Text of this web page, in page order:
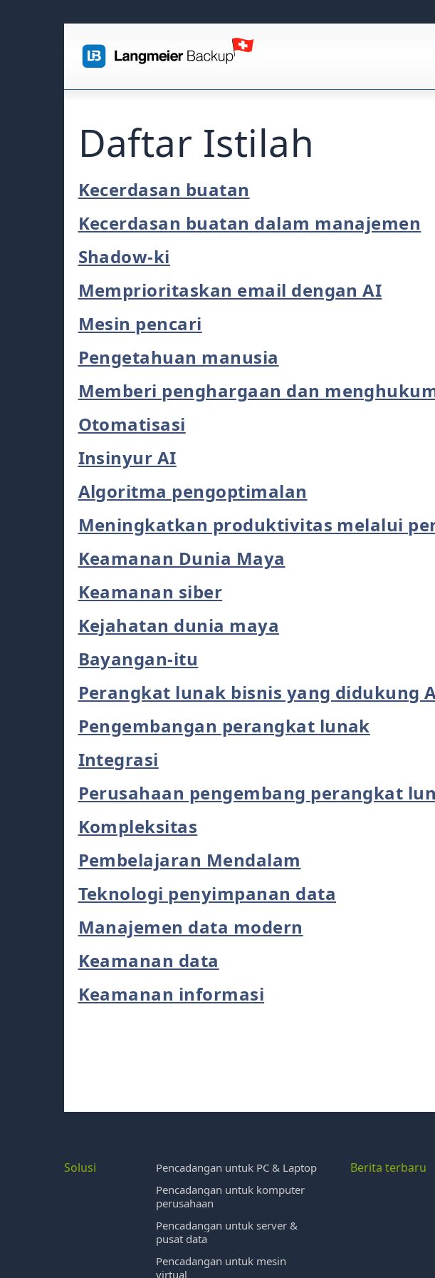
Daftar Istilah
Kecerdasan buatan
Kecerdasan buatan dalam manajemen
Shadow-ki
Memprioritaskan email dengan AI
Mesin pencari
Pengetahuan manusia
Memberi penghargaan dan
Otomatisasi
Insinyur AI
Algoritma pengoptimalan
Meningkatkan produktivitas melalui
Keamanan Dunia Maya
Keamanan siber
Kejahatan dunia maya
Bayangan-itu
Perangkat lunak bisnis yang didukung
Pengembangan perangkat lunak
Integrasi
Perusahaan pengembang perangkat
Kompleksitas
Pembelajaran Mendalam
Teknologi penyimpanan data
Manajemen data modern
Keamanan data
Keamanan informasi
Solusi
Pencadangan untuk PC & Laptop
Pencadangan untuk komputer
perusahaan
Pencadangan untuk server &
pusat data
Pencadangan untuk mesin
virtual
Berita terbaru